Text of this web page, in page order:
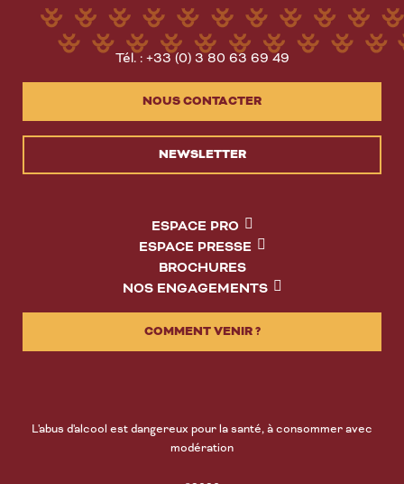
Tél. : +33 (0) 3 80 63 69 49
NOUS CONTACTER
NEWSLETTER
ESPACE PRO
ESPACE PRESSE
BROCHURES
NOS ENGAGEMENTS
COMMENT VENIR ?
L'abus d'alcool est dangereux pour la santé, à consommer avec
modération